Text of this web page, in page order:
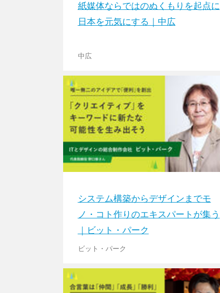
紙媒体ならではのぬくもりを起点に
日本を元気にする｜中広
中広
システム構築からデザインまでモ
ノ・コト作りのエキスパートが集う
｜ビット・パーク
ビット・パーク